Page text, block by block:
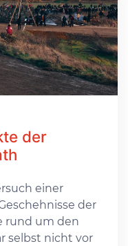
der
einer
der
rund um den
selbst nicht vor